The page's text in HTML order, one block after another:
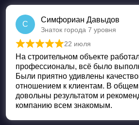
С
Симфориан Давыдов
Знаток города 7 уровня
Оценка5 из 5
22 июля
На строительном объекте
профессионалы, всё было
Были приятно удивлены
отношением к клиентам. В
довольны результатом и
компанию всем знакомым.